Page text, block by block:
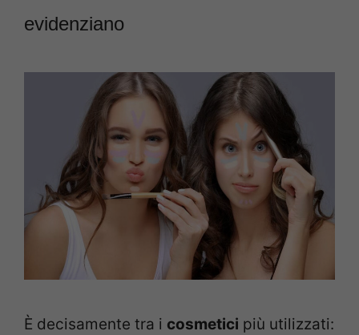
evidenziano
È decisamente tra i cosmetici più utilizzati: